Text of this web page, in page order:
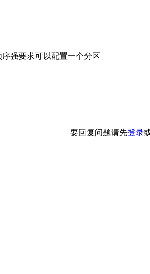
强要求可以配置一个分区
要回复问题请先登录